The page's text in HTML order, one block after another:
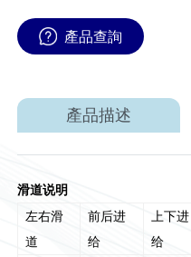
產品查詢
產品描述
滑道说明
左右滑
道
前后进
给
上下进
给